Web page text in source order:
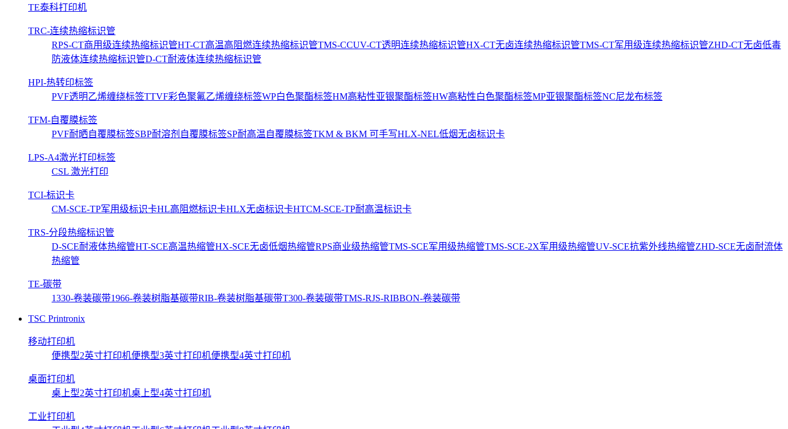
TE泰科打印机
TRC-连续热缩标识管
RPS-CT商用级连续热缩标识管HT-CT高温高阻燃连续热缩标识管TMS-CCUV-CT透明连续热缩标识管HX-CT无卤连续热缩标识管TMS-CT军用级连续热缩标识管ZHD-CT无卤低毒
防液体连续热缩标识管D-CT耐液体连续热缩标识管
HPI-热转印标签
PVF透明乙烯缠绕标签TTVF彩色聚氟乙烯缠绕标签WP白色聚酯标签HM高粘性亚银聚酯标签HW高粘性白色聚酯标签MP亚银聚酯标签NC尼龙布标签
TFM-自覆膜标签
PVF耐晒自覆膜标签SBP耐溶剂自覆膜标签SP耐高温自覆膜标签TKM & BKM 可手写HLX-NEL低烟无卤标识卡
LPS-A4激光打印标签
CSL 激光打印
TCI-标识卡
CM-SCE-TP军用级标识卡HL高阻燃标识卡HLX无卤标识卡HTCM-SCE-TP耐高温标识卡
TRS-分段热缩标识管
D-SCE耐液体热缩管HT-SCE高温热缩管HX-SCE无卤低烟热缩管RPS商业级热缩管TMS-SCE军用级热缩管TMS-SCE-2X军用级热缩管UV-SCE抗紫外线热缩管ZHD-SCE无卤耐流体
热缩管
TE-碳带
1330-卷装碳带1966-卷装树脂基碳带RIB-卷装树脂基碳带T300-卷装碳带TMS-RJS-RIBBON-卷装碳带
TSC Printronix
移动打印机
便携型2英寸打印机便携型3英寸打印机便携型4英寸打印机
桌面打印机
桌上型2英寸打印机桌上型4英寸打印机
工业打印机